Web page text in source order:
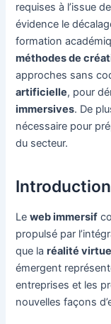
requises à l’issue
évidence le
formation
méthodes de
approches sans
artificielle, pour
immersives. De
nécessaire pour
du secteur.
Leweb immersif
propulsé par
que laréalité
émergent
entreprises et les
nouvelles façons